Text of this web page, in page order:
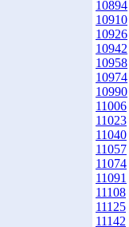
10894
10910
10926
10942
10958
10974
10990
11006
11023
11040
11057
11074
11091
11108
11125
11142